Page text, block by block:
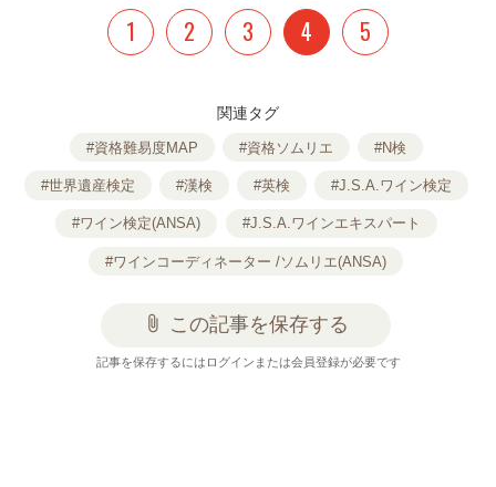
1 2 3 4 5
関連タグ
#資格難易度MAP #資格ソムリエ #N検
#世界遺産検定 #漢検 #英検 #J.S.A.ワイン検定
#ワイン検定(ANSA) #J.S.A.ワインエキスパート
#ワインコーディネーター /ソムリエ(ANSA)
attach_file この記事を保存する
記事を保存するにはログインまたは会員登録が必要です